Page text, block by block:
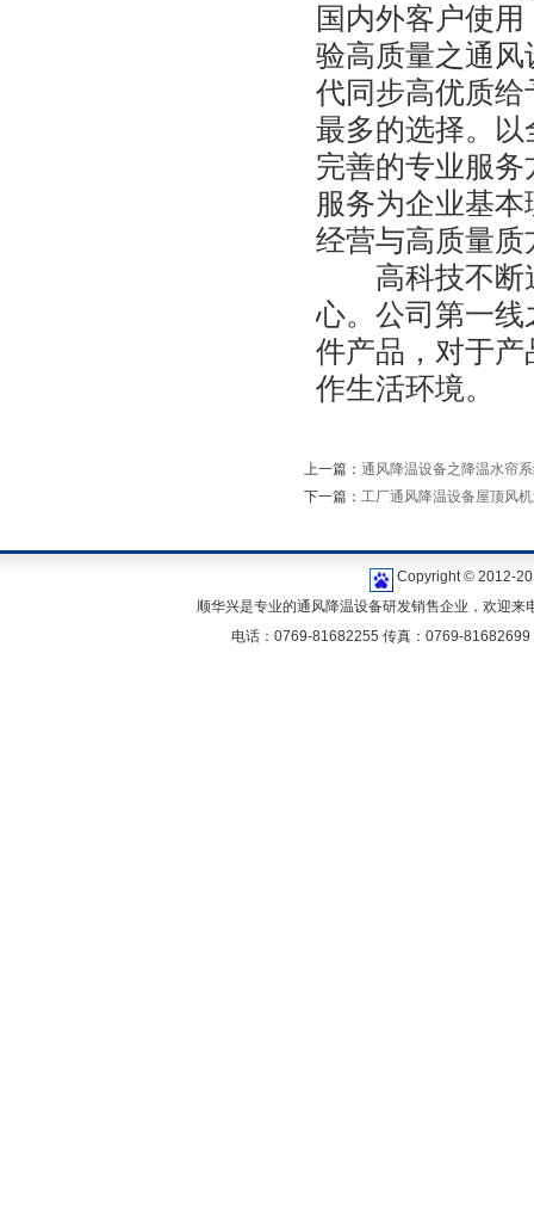
国内外客户使
验高质量之通
代同步高优质
最多的选择。
完善的专业服
服务为企业基
经营与高质量
高科技不断追
心。公司第一
件产品，对于
作生活环境。
上一篇： 通风降温设备之降温水帘
下一篇： 工厂通风降温设备屋顶风
Copyright © 2012-
顺华兴是专业的通风降温设备研发销售企业，欢迎
电话：0769-81682255 传真：0769-